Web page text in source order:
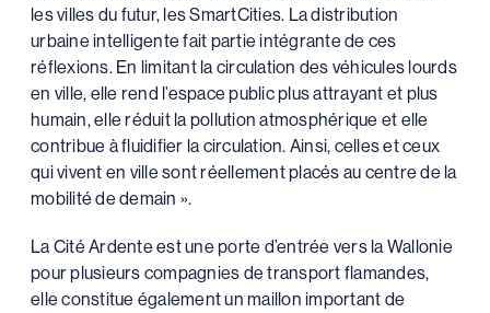
les villes du futur, les SmartCities. La distribution
urbaine intelligente fait partie intégrante de ces
réflexions. En limitant la circulation des véhicules lourds
en ville, elle rend l’espace public plus attrayant et plus
humain, elle réduit la pollution atmosphérique et elle
contribue à fluidifier la circulation. Ainsi, celles et ceux
qui vivent en ville sont réellement placés au centre de la
mobilité de demain ».
La Cité Ardente est une porte d’entrée vers la Wallonie
pour plusieurs compagnies de transport flamandes,
elle constitue également un maillon important de